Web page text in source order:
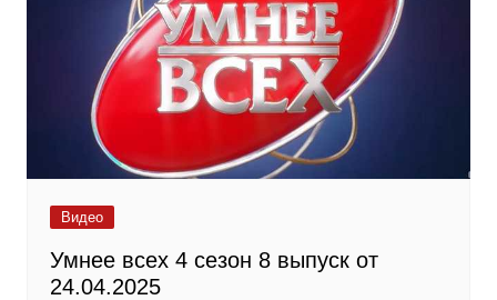
Видео
Умнее всех 4 сезон 8 выпуск от
24.04.2025